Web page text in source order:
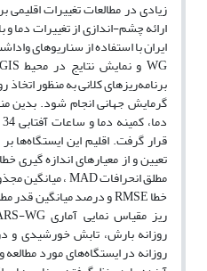
زیادی در مطالعات تغییرات
ارائه چشم-اندازی از تغییرات
برنامه‌ریزهای کلانی به منظور
گرمایش جهانی انجام شود. بدین
قرار گرفت. اقلیم این
تعیین و از معیارهای اندازه گیری
روزانه بارش، تابش خورشیدی و
روزانه در ایستگاه‌های مورد